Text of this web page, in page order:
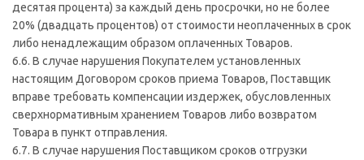
десятая процента) за каждый день просрочки, но не более
20% (двадцать процентов) от стоимости неоплаченных в срок
либо ненадлежащим образом оплаченных Товаров.
6.6. В случае нарушения Покупателем установленных
настоящим Договором сроков приема Товаров, Поставщик
вправе требовать компенсации издержек, обусловленных
сверхнормативным хранением Товаров либо возвратом
Товара в пункт отправления.
6.7. В случае нарушения Поставщиком сроков отгрузки